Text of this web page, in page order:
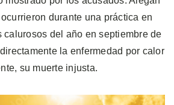
durante una práctica en
calurosos del año en septiembre de
la enfermedad por calor
su muerte injusta.